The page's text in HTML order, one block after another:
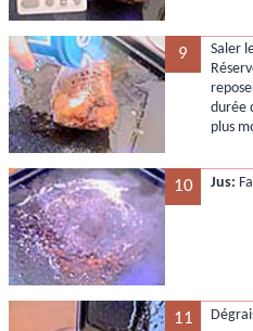
9
Saler
durée
plus
10 Jus:
11